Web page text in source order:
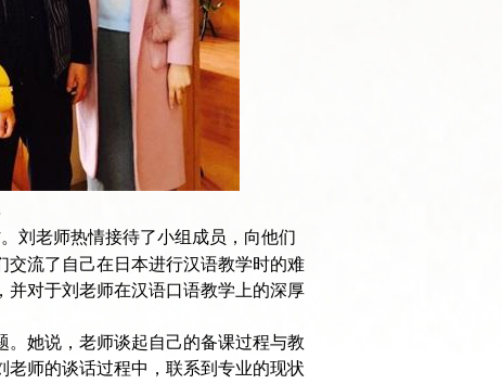
刘老师热情接待了小组成员，向他们
流了自己在日本进行汉语教学时的难
对于刘老师在汉语口语教学上的深厚
她说，老师谈起自己的备课过程与教
师的谈话过程中，联系到专业的现状